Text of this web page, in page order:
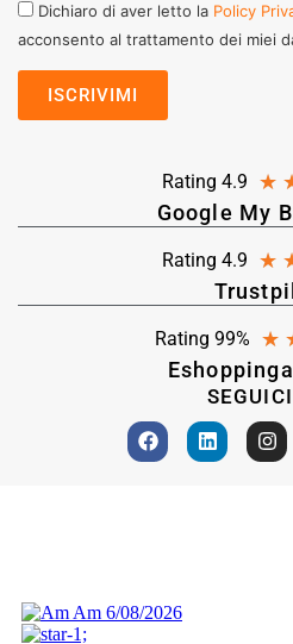
Dichiaro di aver letto la Policy
acconsento al trattamento dei miei
Rating 4.9 ★
Google My
Rating 4.9 ★
Rating 99% ★